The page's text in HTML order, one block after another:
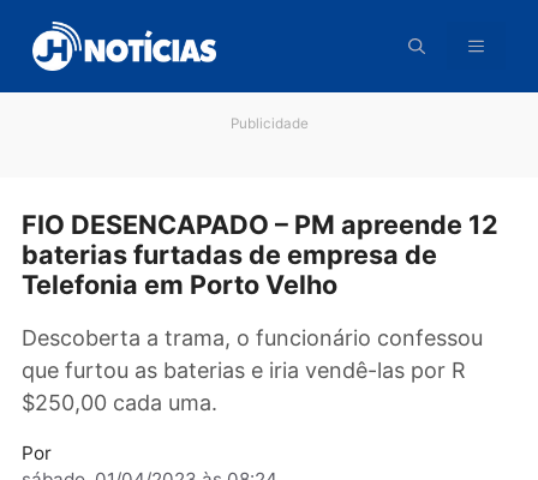
para
conteúdo
FIO DESENCAPADO – PM apreende
baterias furtadas de empresa de
Descoberta a trama, o funcionário confessou
que furtou as baterias e iria vendê-las por R
$250,00 cada uma.